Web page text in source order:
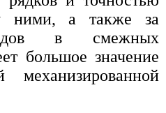
ними, а также за
в смежных
большое значение